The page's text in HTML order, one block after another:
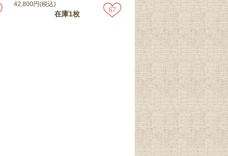
42,800円(税込)
在庫1枚 67